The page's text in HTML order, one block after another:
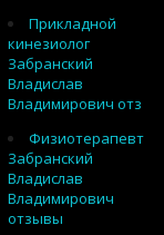
Прикладной
кинезиолог
Забранский
Владислав
Владимирович отз
Физиотерапевт
Забранский
Владислав
Владимирович
отзывы